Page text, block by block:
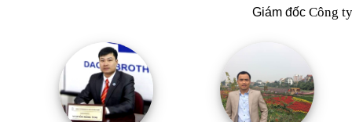
Giám đốc Công